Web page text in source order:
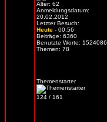
Alter: 62
Anmeldungsdatum:
20.02.2012
Letzter Besuch:
Heute - 00:56
Beiträge: 6360
Benutzte Worte: 1524086
Themen: 78
Themenstarter
124 / 161